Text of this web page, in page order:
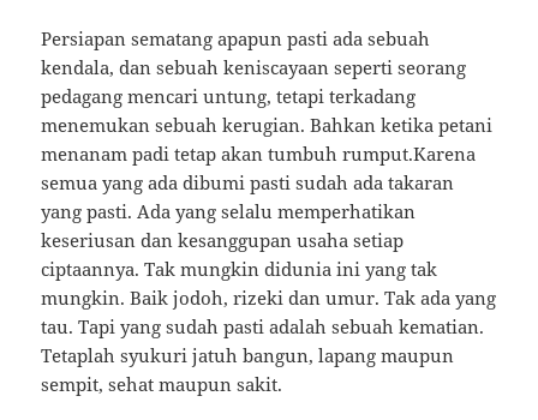
Persiapan sematang apapun pasti ada sebuah
kendala, dan sebuah keniscayaan seperti seorang
pedagang mencari untung, tetapi terkadang
menemukan sebuah kerugian. Bahkan ketika petani
menanam padi tetap akan tumbuh rumput.Karena
semua yang ada dibumi pasti sudah ada takaran
yang pasti. Ada yang selalu memperhatikan
keseriusan dan kesanggupan usaha setiap
ciptaannya. Tak mungkin didunia ini yang tak
mungkin. Baik jodoh, rizeki dan umur. Tak ada yang
tau. Tapi yang sudah pasti adalah sebuah kematian.
Tetaplah syukuri jatuh bangun, lapang maupun
sempit, sehat maupun sakit.